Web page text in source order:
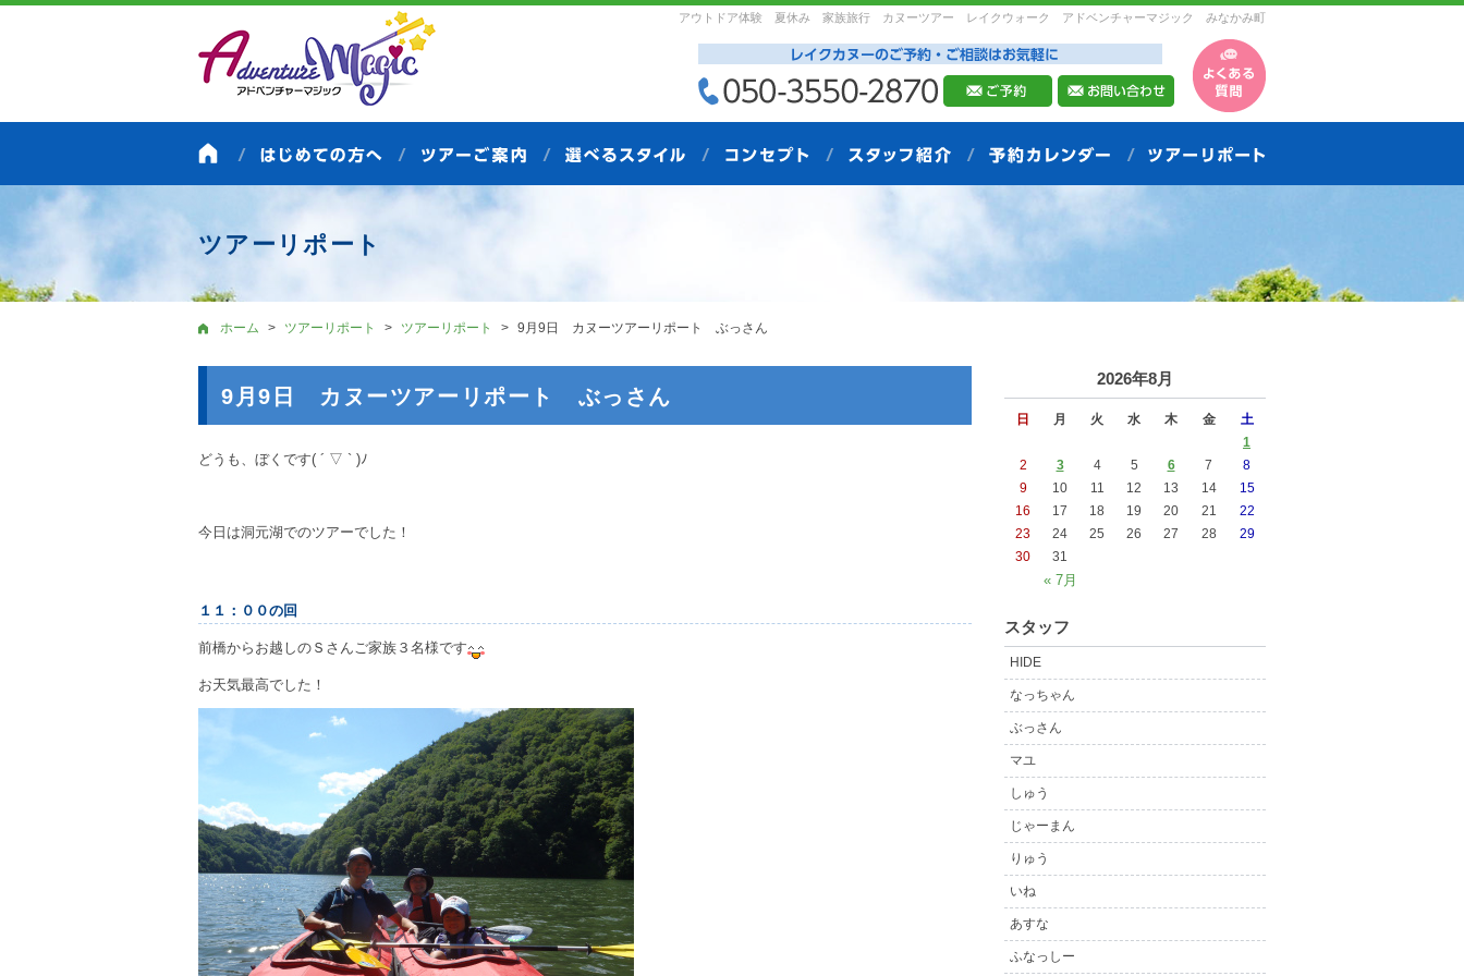
アウトドア体験 夏休み 家族旅行 カヌーツアー レイクウォーク アドベンチャーマジック みなかみ町
ツアーリポート
ホーム ツアーリポート ツアーリポート 9月9日 カヌーツアーリポート ぶっさん
9月9日 カヌーツアーリポート ぶっさん
どうも、ぼくです( ´ ▽ ` )ﾉ
今日は洞元湖でのツアーでした！
１１：００の回
前橋からお越しのＳさんご家族３名様です
お天気最高でした！
2026年8月
日 月 火 水 木 金 土
« 7月
1
2
3 4 5 6 7
8
9
10 11 12 13 14
15
16
17 18 19 20 21
22
23
24 25 26 27 28
29
30
31
スタッフ
HIDE
なっちゃん
ぶっさん
マユ
しゅう
じゃーまん
りゅう
いね
あすな
ふなっしー